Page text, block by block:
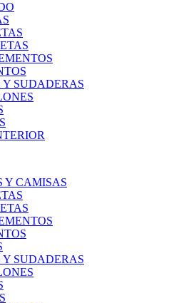
Y SUDADERAS
Y CAMISAS
Y SUDADERAS